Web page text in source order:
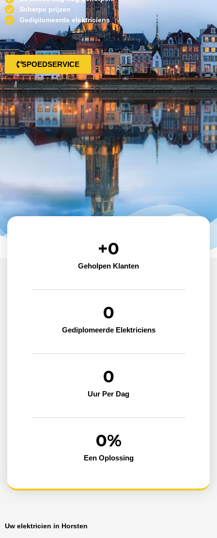
Scherpe prijzen
Gediplomeerde elektriciens
SPOEDSERVICE
Geholpen Klanten
+0
Gediplomeerde Elektriciens
0
Uur Per Dag
0
Een Oplossing
0%
Uw elektricien in Horsten